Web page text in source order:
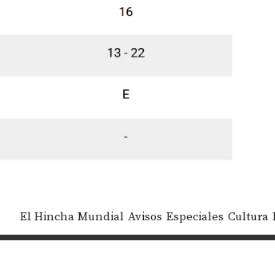
El Hincha Mundial Avisos Especiales Cultura